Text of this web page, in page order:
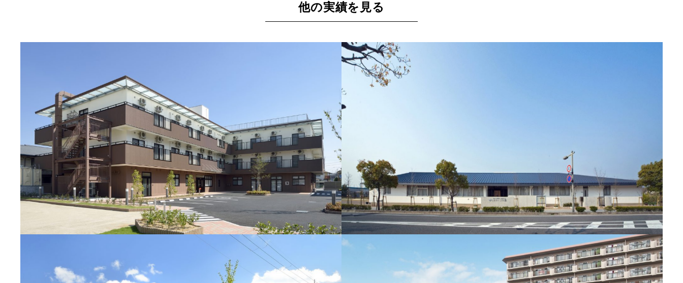
他の実績を見る